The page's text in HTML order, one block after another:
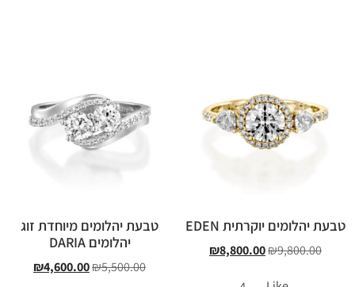
טבעת יהלומים יוקרתית EDEN
₪9,800.00
₪8,800.00
טבעת יהלומים מיוחדת זוג
יהלומים DARIA
₪5,500.00
₪4,600.00